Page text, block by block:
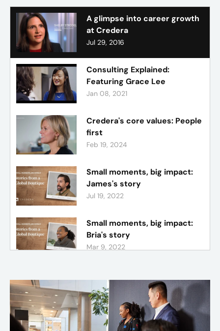
A glimpse into career growth
at Credera
Jul 29, 2016
Consulting Explained:
Featuring Grace Lee
Jan 08, 2021
Credera's core values: People
first
Feb 19, 2024
Small moments, big impact:
James's story
Jul 19, 2022
Small moments, big impact:
Bria's story
Mar 9, 2022
mentorship
Nov 4, 2021
Unlock extraordinary legacy